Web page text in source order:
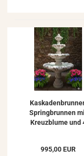
Spring­brun­nen
Kreuz­blu­me und
995,00 EUR